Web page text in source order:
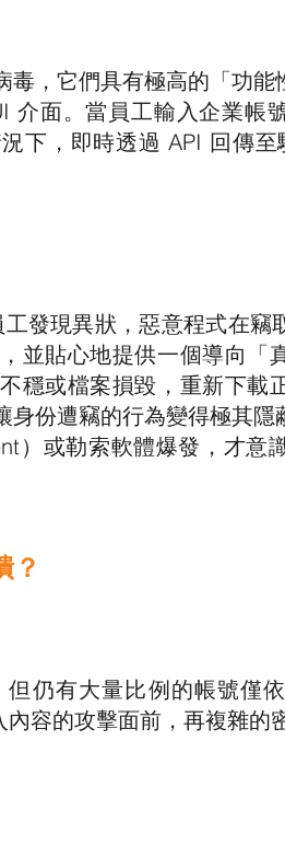
毒，它們具有極高的「功能
介面。當員工輸入企業帳
下，即時透過 API 回傳至
發現異狀，惡意程式在竊
並貼心地提供一個導向「
穩或檔案損毀，重新下載
身份遭竊的行為變得極其隱
）或勒索軟體爆發，才意
？
仍有大量比例的帳號僅
容的攻擊面前，再複雜的